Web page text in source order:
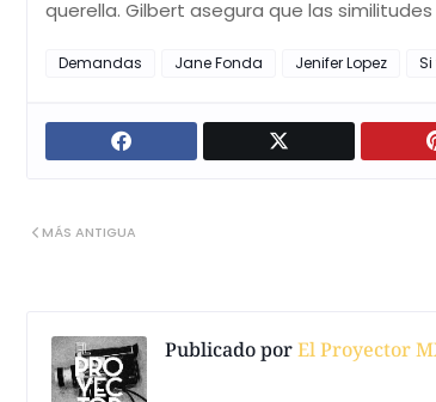
querella. Gilbert asegura que las
Demandas Jane Fonda Jenifer Lopez
MÁS ANTIGUA
Publicado porEl Proyector